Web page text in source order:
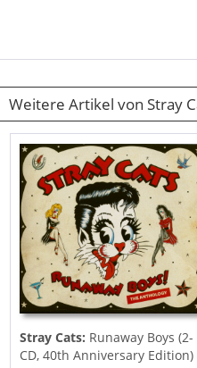
Weitere Artikel von Stray
Stray Cats: Runaway Boys (2-
CD, 40th Anniversary Edition)